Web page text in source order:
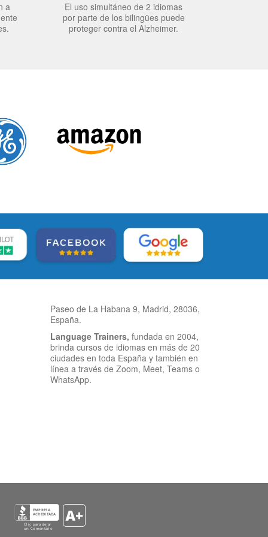
a
El uso simultáneo de 2 idiomas
por parte de los bilingües puede
proteger contra el Alzheimer.
Paseo de La Habana 9, Madrid, 28036,
España.
Language Trainers, fundada en 2004,
brinda cursos de idiomas en más de 20
ciudades en toda España y también en
línea a través de Zoom, Meet, Teams o
WhatsApp.